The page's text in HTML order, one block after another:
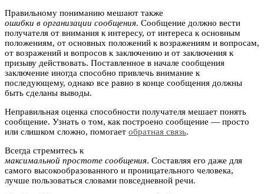
Правильному пониманию мешают также
ошибки в организации сообщения. Сообщение должно вести
получателя от внимания к интересу, от интереса к основным
положениям, от основных положений к возражениям и вопросам,
от возражений и вопросов к заключению и от заключения к
призыву действовать. Поставленное в начале сообщения
заключение иногда способно привлечь внимание к
последующему, однако все равно в конце сообщения должны
быть сделаны выводы.
Неправильная оценка способности получателя мешает понять
сообщение. Узнать о том, как построено сообщение — просто
или слишком сложно, помогает обратная связь.
Всегда стремитесь к
максимальной простоте сообщения. Составляя его даже для
самого высокообразованного и проницательного человека,
лучше пользоваться словами повседневной речи.